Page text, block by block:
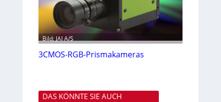
Bild: JAI A/S
3CMOS-RGB-Prismakameras
DAS KÖNNTE SIE AUCH